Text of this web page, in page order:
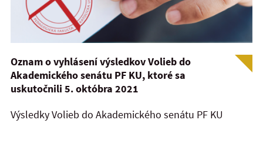
Oznam o vyhlásení výsledkov Volieb do
Akademického senátu PF KU, ktoré sa
uskutočnili 5. októbra 2021
Výsledky Volieb do Akademického senátu PF KU